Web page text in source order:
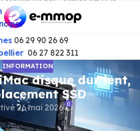
06 29 90 26 69
06 27 822 311
INFORMATION
disque dur lent,
SSD
26 mai 2026 0
à démarrer, le Finder qui